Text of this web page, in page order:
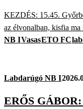
KEZDÉS: 15.45.
az élvonalban, kisfia
NB IVasasETO FC
Labdarúgó NB I
ERŐS